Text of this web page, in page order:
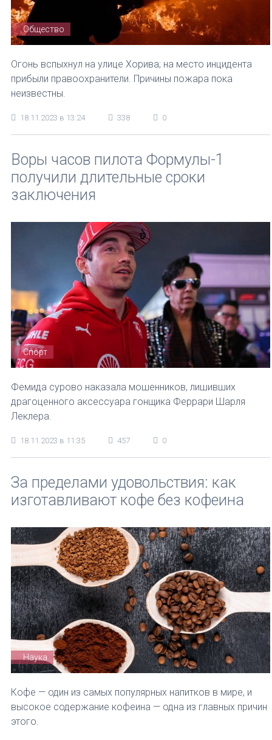
Общество
Огонь вспыхнул на улице Хорива; на место инцидента
прибыли правоохранители. Причины пожара пока
неизвестны.
18.11.2023 в 13:24 338 0
Воры часов пилота Формулы-1
получили длительные сроки
заключения
Спорт
Фемида сурово наказала мошенников, лишивших
драгоценного аксессуара гонщика Феррари Шарля
Леклера.
18.11.2023 в 11:35 457 0
За пределами удовольствия: как
изготавливают кофе без кофеина
Наука
Кофе — один из самых популярных напитков в мире, и
высокое содержание кофеина — одна из главных причин
этого.